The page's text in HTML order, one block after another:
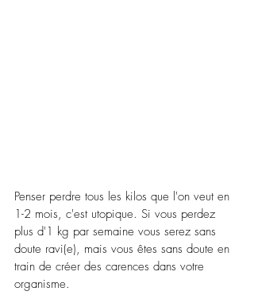
Penser perdre tous les kilos que l'on veut en
1-2 mois, c'est utopique. Si vous perdez
plus d'1 kg par semaine vous serez sans
doute ravi(e), mais vous êtes sans doute en
train de créer des carences dans votre
organisme.